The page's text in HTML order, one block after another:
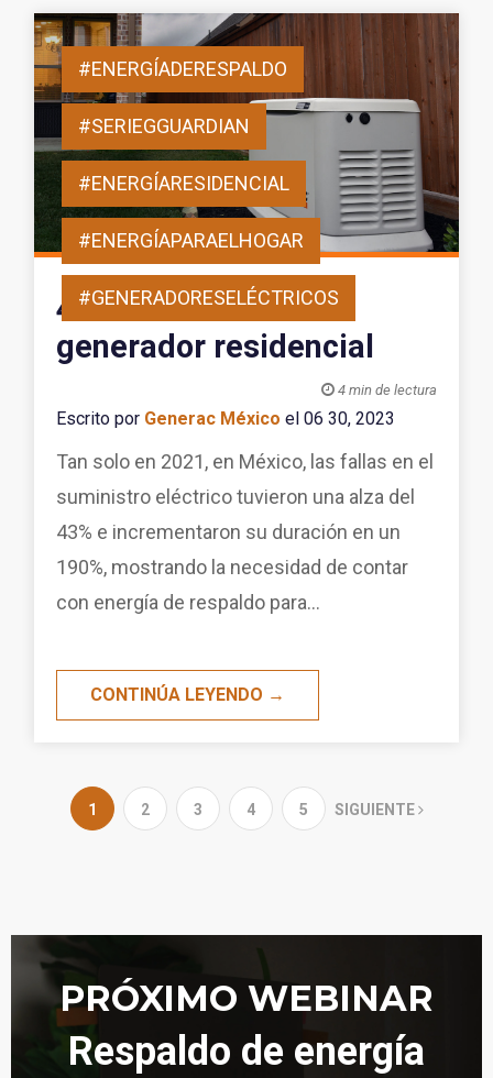
#ENERGÍADERESPALDO
#SERIEGGUARDIAN
#ENERGÍARESIDENCIAL
#ENERGÍAPARAELHOGAR
#GENERADORESELÉCTRICOS
4 mitos sobre un
generador residencial
 4 min de lectura
Escrito por Generac México el 06 30, 2023
Tan solo en 2021, en México, las fallas en el
suministro eléctrico tuvieron una alza del
43% e incrementaron su duración en un
190%, mostrando la necesidad de contar
con energía de respaldo para...
CONTINÚA LEYENDO →
1 2 3 4 5 SIGUIENTE
PRÓXIMO WEBINAR
Respaldo de energía